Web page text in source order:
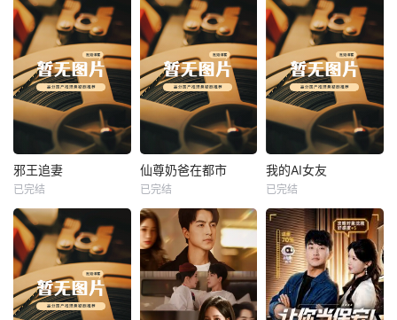
热播
邪王追妻
未知
邪王追妻
已完结
热播
未知
仙尊奶爸在都市
已完结
热播
我的AI女友
未知
我的AI女友
已完结